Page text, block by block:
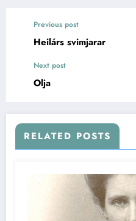
Previous post
Heilárs svimjarar
Next post
Olja
RELATED POSTS